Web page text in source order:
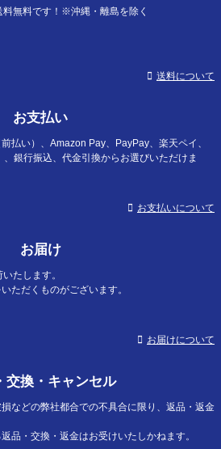
無料です！※沖縄・離島を除く
送料について
お支払い
払い）、Amazon Pay、PayPay、楽天ペイ、
銀行振込、代金引換からお選びいただけま
お支払いについて
お届け
たします。
ただくものがございます。
お届けについて
交換・キャンセル
などの弊社都合での不具合に限り、返品・返金
品・交換・返金はお受けいたしかねます。